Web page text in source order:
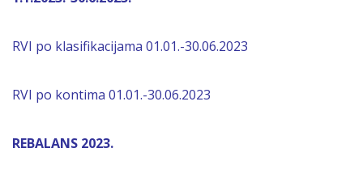
RVI po klasifikacijama 01.01.-30.06.2023
RVI po kontima 01.01.-30.06.2023
REBALANS 2023.